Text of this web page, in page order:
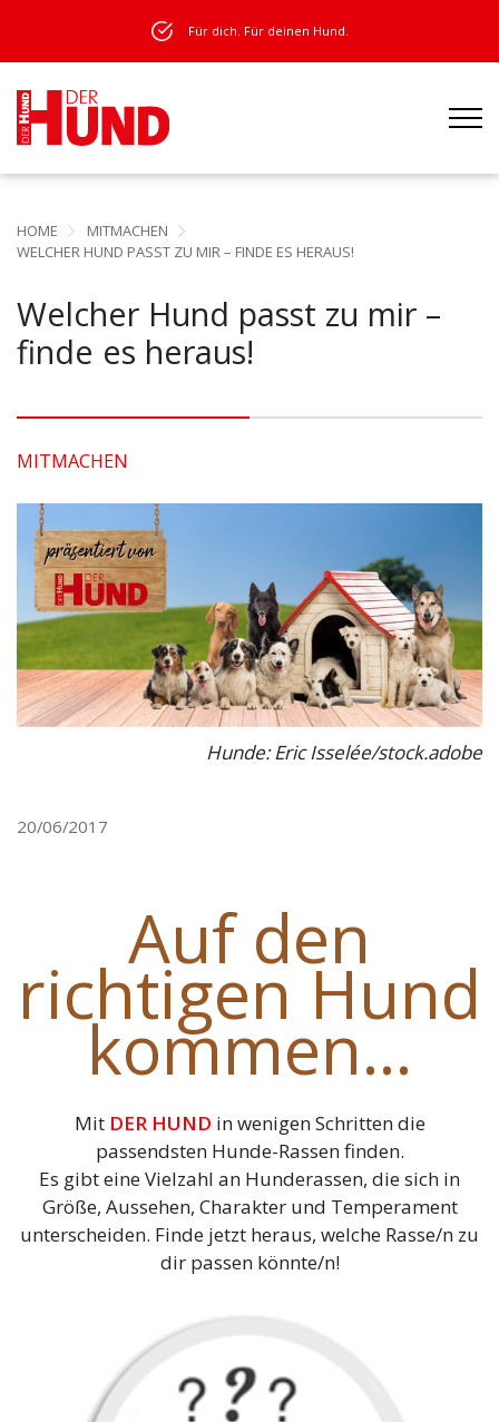
Für dich. Für deinen Hund.
HOME
MITMACHEN
WELCHER HUND PASST ZU MIR – FINDE ES HERAUS!
Welcher Hund passt zu mir –
finde es heraus!
MITMACHEN
Hunde: Eric Isselée/stock.adobe
20/06/2017
Auf den
richtigen Hund
kommen...
Mit DER HUND in wenigen Schritten die
passendsten Hunde-Rassen finden.
Es gibt eine Vielzahl an Hunderassen, die sich in
Größe, Aussehen, Charakter und Temperament
unterscheiden. Finde jetzt heraus, welche Rasse/n zu
dir passen könnte/n!